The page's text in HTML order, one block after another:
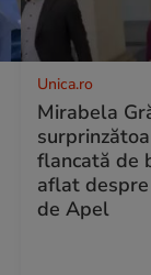
Unica.ro
Mirabela
flancată de
aflat
de Apel